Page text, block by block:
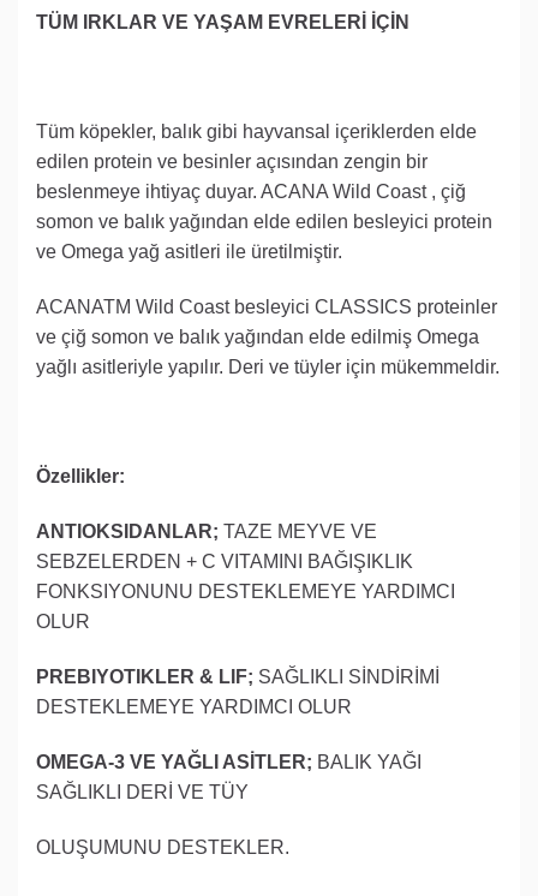
TÜM IRKLAR VE YAŞAM EVRELERİ İÇİN
Tüm köpekler, balık gibi hayvansal içeriklerden elde
edilen protein ve besinler açısından zengin bir
beslenmeye ihtiyaç duyar. ACANA Wild Coast , çiğ
somon ve balık yağından elde edilen besleyici protein
ve Omega yağ asitleri ile üretilmiştir.
ACANATM Wild Coast besleyici CLASSICS proteinler
ve çiğ somon ve balık yağından elde edilmiş Omega
yağlı asitleriyle yapılır. Deri ve tüyler için mükemmeldir.
Özellikler:
ANTIOKSIDANLAR; TAZE MEYVE VE
SEBZELERDEN + C VITAMINI BAĞIŞIKLIK
FONKSIYONUNU DESTEKLEMEYE YARDIMCI
OLUR
PREBIYOTIKLER & LIF; SAĞLIKLI SİNDİRİMİ
DESTEKLEMEYE YARDIMCI OLUR
OMEGA-3 VE YAĞLI ASİTLER; BALIK YAĞI
SAĞLIKLI DERİ VE TÜY
OLUŞUMUNU DESTEKLER.